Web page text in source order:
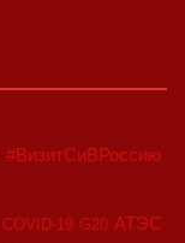
#ВизитСиВРоссию
COVID-19 G20 АТЭС